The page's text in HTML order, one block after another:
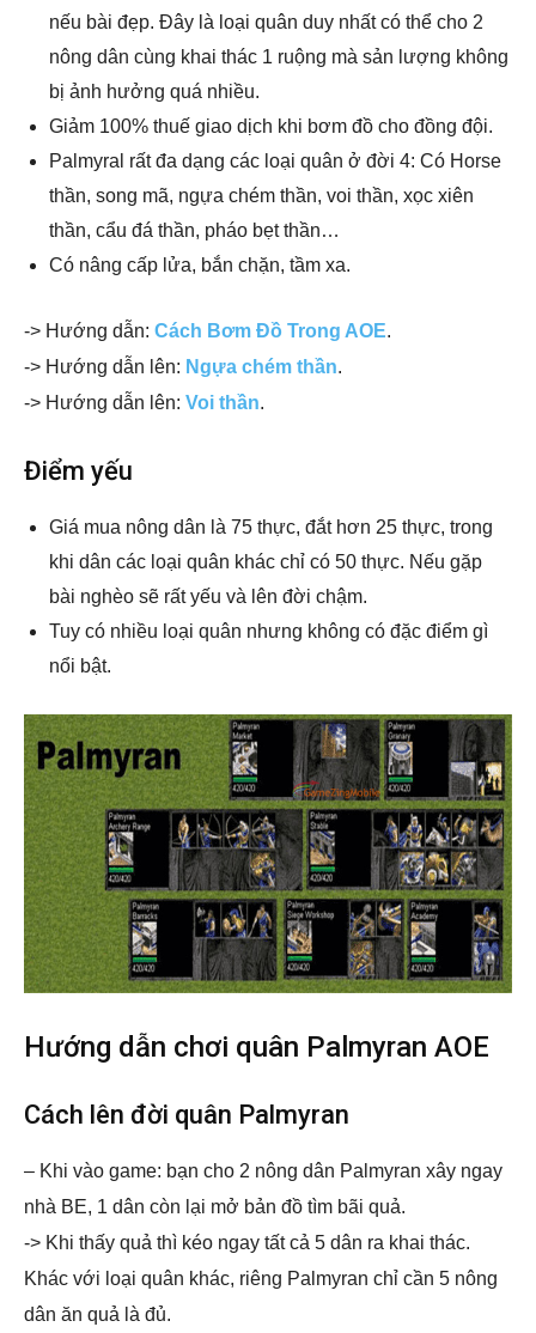
nếu bài đẹp. Đây là loại quân duy nhất có thể cho 2
nông dân cùng khai thác 1 ruộng mà sản lượng không
bị ảnh hưởng quá nhiều.
Giảm 100% thuế giao dịch khi bơm đồ cho đồng đội.
Palmyral rất đa dạng các loại quân ở đời 4: Có Horse
thần, song mã, ngựa chém thần, voi thần, xọc xiên
thần, cẩu đá thần, pháo bẹt thần…
Có nâng cấp lửa, bắn chặn, tầm xa.
-> Hướng dẫn: Cách Bơm Đồ Trong AOE.
-> Hướng dẫn lên: Ngựa chém thần.
-> Hướng dẫn lên: Voi thần.
Điểm yếu
Giá mua nông dân là 75 thực, đắt hơn 25 thực, trong
khi dân các loại quân khác chỉ có 50 thực. Nếu gặp
bài nghèo sẽ rất yếu và lên đời chậm.
Tuy có nhiều loại quân nhưng không có đặc điểm gì
nổi bật.
Hướng dẫn chơi quân Palmyran AOE
Cách lên đời quân Palmyran
– Khi vào game: bạn cho 2 nông dân Palmyran xây ngay
nhà BE, 1 dân còn lại mở bản đồ tìm bãi quả.
-> Khi thấy quả thì kéo ngay tất cả 5 dân ra khai thác.
Khác với loại quân khác, riêng Palmyran chỉ cần 5 nông
dân ăn quả là đủ.